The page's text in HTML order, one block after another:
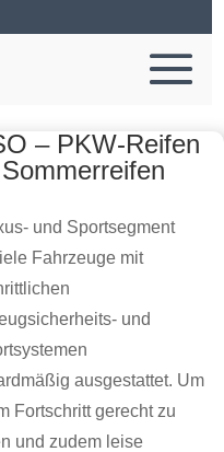
– PKW-Reifen
und Sportsegment
Fahrzeuge mit
und
ausgestattet. Um
Fortschritt gerecht zu
und zudem leise